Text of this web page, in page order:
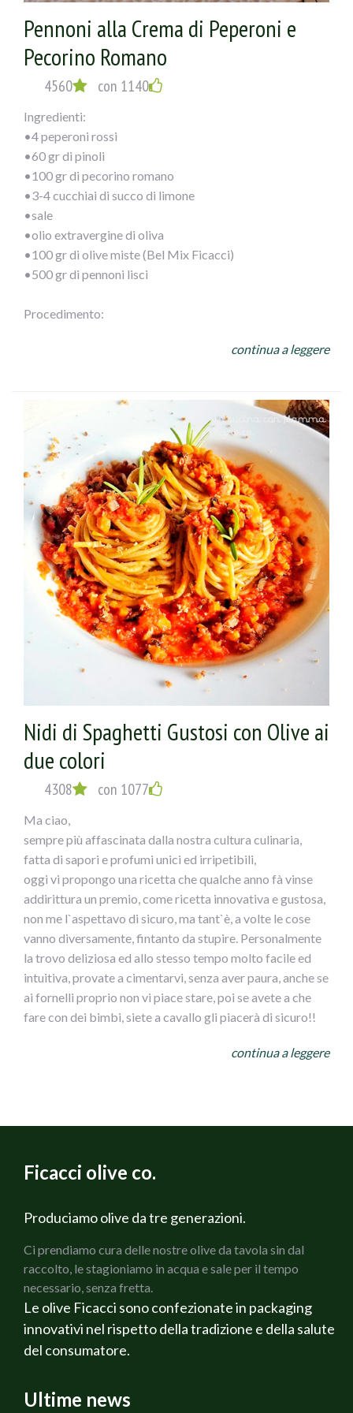
Pennoni alla Crema di Peperoni e
Pecorino Romano
4560 con 1140
Ingredienti:
•4 peperoni rossi
•60 gr di pinoli
•100 gr di pecorino romano
•3-4 cucchiai di succo di limone
•sale
•olio extravergine di oliva
•100 gr di olive miste (Bel Mix Ficacci)
•500 gr di pennoni lisci
Procedimento:
eliminare i semi e frullali a crema. Tosta i pinoli e tritali.
Cuoci i pennoni secondo le istruzioni sulla confezione,
scolali e ripassali nel condimento appena preparato
continua a leggere
Nidi di Spaghetti Gustosi con Olive ai
due colori
4308 con 1077
Ma ciao,
sempre più affascinata dalla nostra cultura culinaria,
fatta di sapori e profumi unici ed irripetibili,
oggi vi propongo una ricetta che qualche anno fà vinse
addirittura un premio, come ricetta innovativa e gustosa,
non me l`aspettavo di sicuro, ma tant`è, a volte le cose
vanno diversamente, fintanto da stupire. Personalmente
la trovo deliziosa ed allo stesso tempo molto facile ed
intuitiva, provate a cimentarvi, senza aver paura, anche se
ai fornelli proprio non vi piace stare, poi se avete a che
fare con dei bimbi, siete a cavallo gli piacerà di sicuro!!
2 coste di Sedano verde
200 g di Prosciutto cotto Martelli
150 g di olive nere di Gaeta Ficacci
Rosmarino fresco
Salvia fresca
Olio di oliva extravergine Bio
Sale q.b.
Pepe q.b.
Vino Rosato Alternativa
continua a leggere
Ficacci olive co.
Produciamo olive da tre generazioni.
Ci prendiamo cura delle nostre olive da tavola sin dal
raccolto, le stagioniamo in acqua e sale per il tempo
necessario, senza fretta.
Le olive Ficacci sono confezionate in packaging
innovativi nel rispetto della tradizione e della salute
del consumatore.
Ultime news